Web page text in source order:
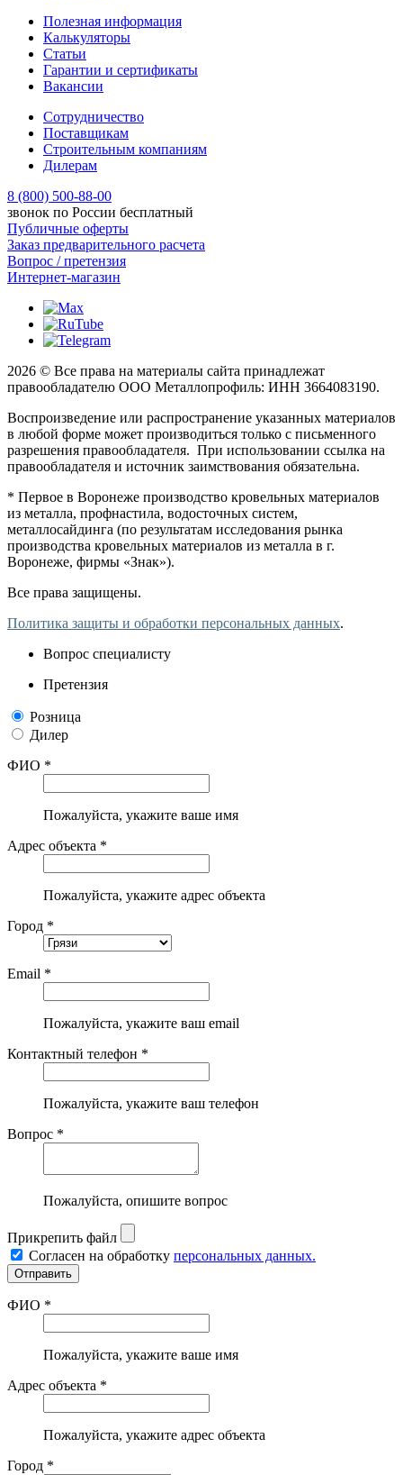
Полезная информация
Калькуляторы
Статьи
Гарантии и сертификаты
Вакансии
Сотрудничество
Поставщикам
Строительным компаниям
Дилерам
8 (800) 500-88-00
звонок по России бесплатный
Публичные оферты
Заказ предварительного расчета
Вопрос / претензия
Интернет-магазин
2026 © Все права на материалы сайта принадлежат
правообладателю ООО Металлопрофиль: ИНН 3664083190.
Воспроизведение или распространение указанных материалов
в любой форме может производиться только с письменного
разрешения правообладателя. При использовании ссылка на
правообладателя и источник заимствования обязательна.
* Первое в Воронеже производство кровельных материалов
из металла, профнастила, водосточных систем,
металлосайдинга (по результатам исследования рынка
производства кровельных материалов из металла в г.
Воронеже, фирмы «Знак»).
Все права защищены.
Политика защиты и обработки персональных данных.
Вопрос специалисту
Претензия
Розница
Дилер
ФИО *
Пожалуйста, укажите ваше имя
Адрес объекта *
Пожалуйста, укажите адрес объекта
Город *
Email *
Пожалуйста, укажите ваш email
Контактный телефон *
Пожалуйста, укажите ваш телефон
Вопрос *
Пожалуйста, опишите вопрос
Прикрепить файл
Согласен на обработку персональных данных.
ФИО *
Пожалуйста, укажите ваше имя
Адрес объекта *
Пожалуйста, укажите адрес объекта
Город *